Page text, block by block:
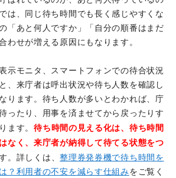
は、同じ待ち時間でも長く感じやすくな
「あと何人ですか」「自分の順番はまだ
わせが増える原因にもなります。
示モニタ、スマートフォンでの待合状況
、来庁者は呼出状況や待ち人数を確認し
ります。待ち人数が多いとわかれば、庁
ったり、用事を済ませてから戻ったりす
ます。待ち時間の見える化は、待ち時間
なく、来庁者が納得して待てる状態をつ
。詳しくは、整理券発券機で待ち時間を
？利用者の不安を減らす仕組み をご覧く